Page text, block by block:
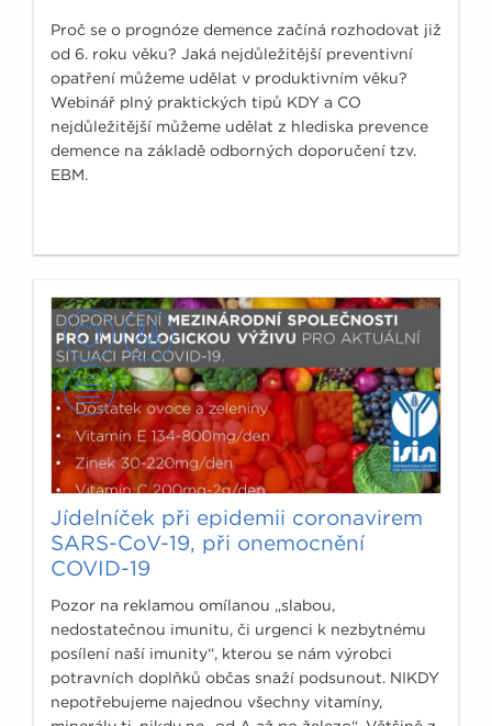
Proč se o prognóze demence začíná rozhodovat již
od 6. roku věku? Jaká nejdůležitější preventivní
opatření můžeme udělat v produktivním věku?
Webinář plný praktických tipů KDY a CO
nejdůležitější můžeme udělat z hlediska prevence
demence na základě odborných doporučení tzv.
EBM.
Jídelníček při epidemii coronavirem
SARS-CoV-19, při onemocnění
COVID-19
Pozor na reklamou omílanou „slabou,
nedostatečnou imunitu, či urgenci k nezbytnému
posílení naší imunity“, kterou se nám výrobci
potravních doplňků občas snaží podsunout. NIKDY
nepotřebujeme najednou všechny vitamíny,